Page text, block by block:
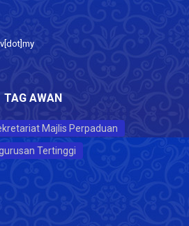
TAG AWAN
Majlis Perpaduan
Tertinggi